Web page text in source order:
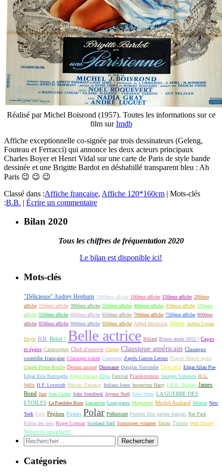
Réalisé par Michel Boisrond (1957). Toutes les informations sur ce
film surImdb
Affiche exceptionnelle co-signée par trois dessinateurs (Geleng,
Fouteau et Ferracci) qui annonce les deux acteurs principaux
Charles Boyer et Henri Vidal sur une carte de Paris de style bande
dessinée et une Brigitte Bardot en déshabillé transparent bleu : Ah
Paris 😉 😉 😉
Classé dans :Affiche française, Affiche 120*160cm | Mots-clés
:B.B. | Écrire un commentaire
Bilan 2020
Tous les chiffres de fréquentation 2020
Le bilan est disponible ici!
Mots-clés
"Délicieuse" Audrey Hepburn 1000ème affiche 100ème affiche 150ème affiche 200ème
affiche 250ème affiche 300ème affiche 350ème affiche 400ème affiche 450ème affiche 500ème
affiche 550ème affiche 600ème affiche 650ème affiche 700ème affiche 750ème affiche 800ème
affiche 850ème affiche 900ème affiche 950ème affiche Alfred Hitchcock Aliens Arthur Conan
Doyle B.B. Bebel ! Belle actrice Billard Bonne année 2012 ! Capes
et épées Catastrophes Chef-d'oeuvre Cirque Classique américain Classique
comédie française Classique italien Continent d'après Gaston Leroux D'après Marcel Aymé
d'après Pierre Boulle Dessin animé Dinosaure Douglas Slocombe Dracula Edgar Allan Poe
Edgar Rice Burroughs Edgar Wallace Elvis Festival Frankenstein Georges Simenon H.G.
Wells H.P. Lovecraft Héroic Fantasy Indiana Jones Inspecteur Harry J.R.R. Tolkien James
Bond Jazz Jean Giono John Steinbeck Joyeux Noël Jules Verne LA GUERRE DES
ETOILES La Panthère Rose Lamartine Loup-garou Marguerite Michel Audiard Momie New
York Paris Péplum Pirates Polar Préhistoire Premier film parlant français Rat Pack
Robin des bois Roger Corman Scotland Yard Soucoupes volantes Tarzan Trinita Walt Disney
Western spaghetti
Rechercher :
Catégories